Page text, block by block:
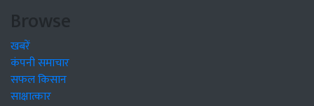
Browse
खबरें
कंपनी समाचार
सफल किसान
साक्षात्कार